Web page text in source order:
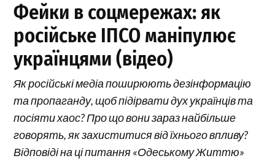
Фейки в соцмережах: як
російське ІПСО маніпулює
українцями (відео)
Як російські медіа поширюють дезінформацію
та пропаганду, щоб підірвати дух українців та
посіяти хаос? Про що вони зараз найбільше
говорять, як захиститися від їхнього впливу?
Відповіді на ці питання «Одеському Життю»